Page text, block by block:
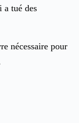
a tué des
nécessaire pour